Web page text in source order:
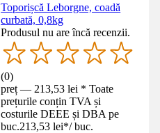
Toporișcă Leborgne, coadă
curbată, 0,8kg
Produsul nu are încă recenzii.
(0)
preț — 213,53 lei * Toate
prețurile conțin TVA și
costurile DEEE și DBA pe
buc.213,53 lei*/ buc.